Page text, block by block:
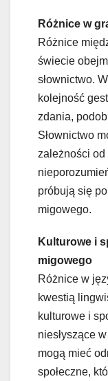
Różnice w
Różnice
świecie
słownictwo.
kolejność
zdania,
Słownictwo
zależności od
próbują się
migowego.
Kulturowe i
migowego
Różnice w
kwestią
kulturowe i
niesłyszące
mogą mieć
społeczne,